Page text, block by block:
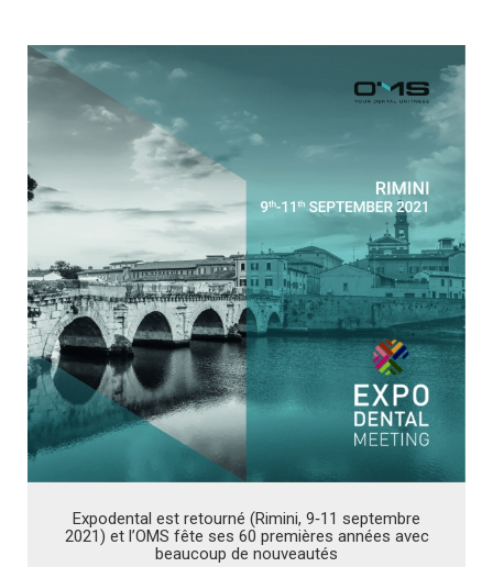
Expodental est retourné (Rimini, 9‑11 septembre
2021) et l’OMS fête ses 60 premières années avec
beaucoup de nouveautés